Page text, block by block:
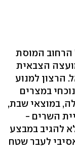
הרחוב המוסת
הצבאית
הרצון למנוע
במצרים
במוצאי שבת,
השרים -
להגיב במבצע
לעבר שטח